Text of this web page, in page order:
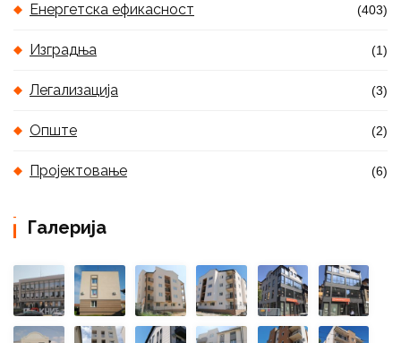
Енергетска ефикасност (403)
Изградња (1)
Легализација (3)
Опште (2)
Пројектовање (6)
Галерија